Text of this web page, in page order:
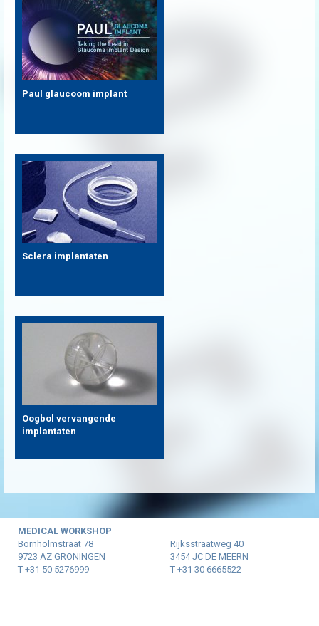
Paul glaucoom implant
Sclera implantaten
Oogbol vervangende
implantaten
MEDICAL WORKSHOP
Bornholmstraat 78
9723 AZ GRONINGEN
T +31 50 5276999
Rijksstraatweg 40
3454 JC DE MEERN
T +31 30 6665522